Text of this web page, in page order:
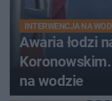
INTERWENCJA NA
Awaria łodzi
na wodzie